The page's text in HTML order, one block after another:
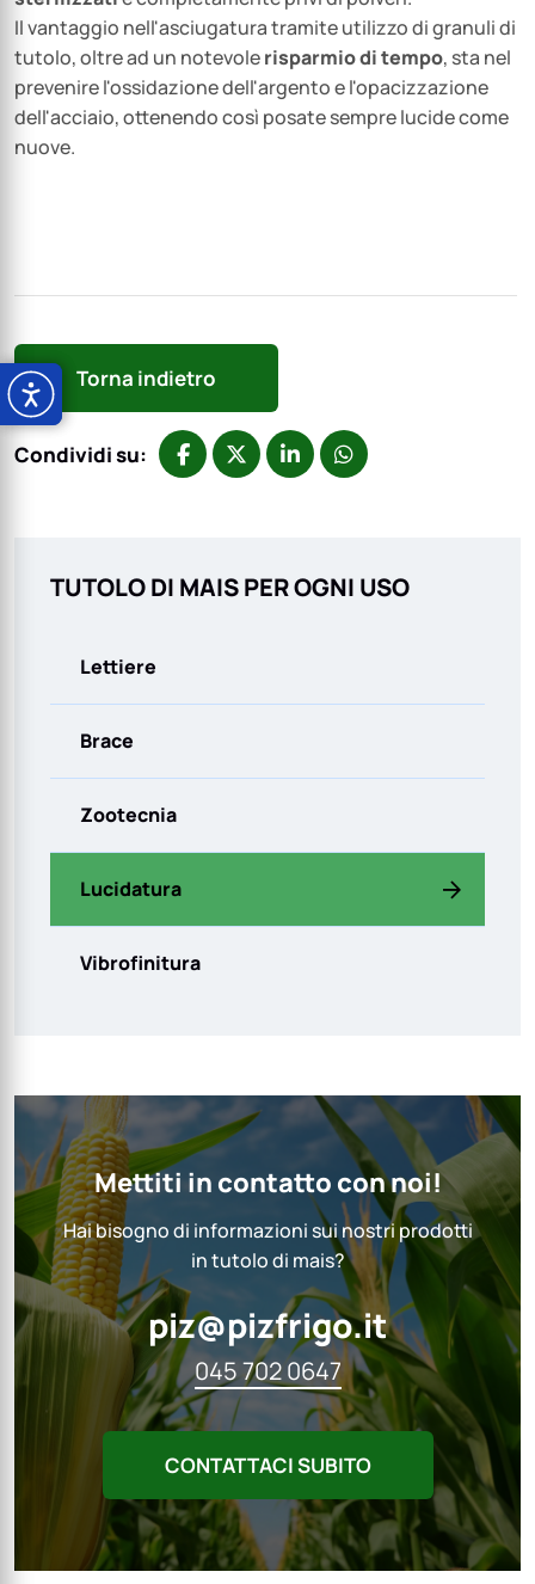
Il vantaggio nell'asciugatura tramite utilizzo di granuli di
tutolo, oltre ad un notevolerisparmio di tempo, sta nel
prevenire l'ossidazione dell'argento e l'opacizzazione
dell'acciaio, ottenendo così posate sempre lucide come
nuove.
Torna indietro
Condividi su:
TUTOLO DI MAIS PER OGNI USO
Lettiere
Brace
Zootecnia
Lucidatura
Vibrofinitura
Mettiti in contatto con noi!
Hai bisogno di informazioni sui nostri prodotti
in tutolo di mais?
piz@pizfrigo.it
045 702 0647
CONTATTACI SUBITO